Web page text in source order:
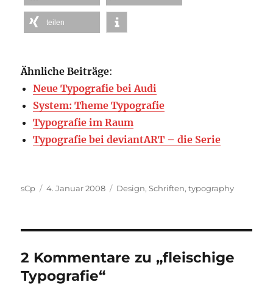
teilen
Ähnliche Beiträge:
Neue Typografie bei Audi
System: Theme Typografie
Typografie im Raum
Typografie bei deviantART – die Serie
Autor
sCp
Veröffentlicht
4. Januar 2008 Kategorien
Design,Schriften,typography
2 Kommentare zu „fleischige
Typografie“